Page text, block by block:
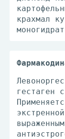
крахмал
гестаген